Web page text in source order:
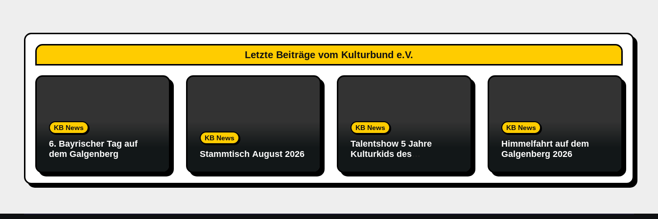
Letzte Beiträge vom Kulturbund e.V.
KB News
6. Bayrischer Tag auf
dem Galgenberg
KB News
Stammtisch August 2026
KB News
Talentshow 5 Jahre
Kulturkids des
KB News
Himmelfahrt auf dem
Galgenberg 2026